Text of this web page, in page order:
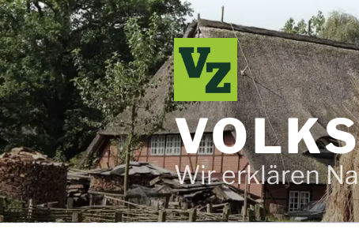
Zum
Inhalt
springen
Wir erklären